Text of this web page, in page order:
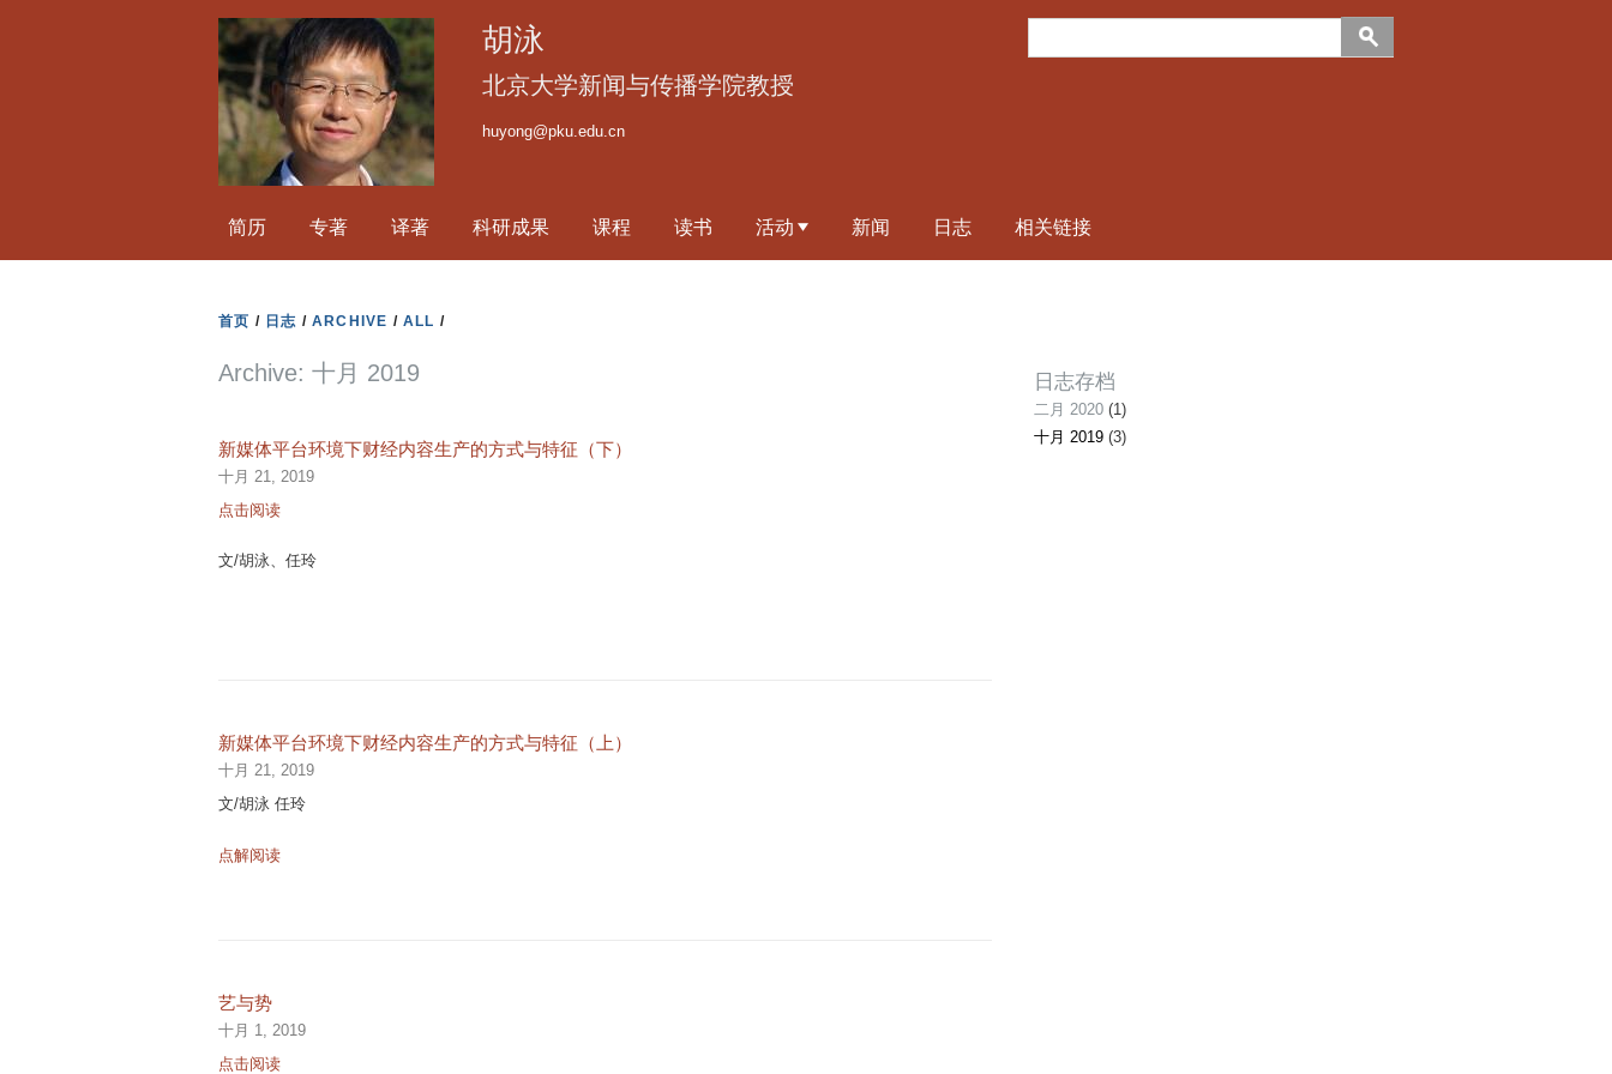
到
内
胡泳
北京大学新闻与传播学院教授
huyong@pku.edu.cn
简历 专著 译著 科研成果 课程 读书 活动 新闻 日志 相关链接
首页 / 日志 / ARCHIVE / ALL /
Archive: 十月 2019
新媒体平台环境下财经内容生产的方式与特征（下）
十月 21, 2019
点击阅读
文/胡泳、任玲
新媒体平台环境下财经内容生产的方式与特征（上）
十月 21, 2019
文/胡泳 任玲
点解阅读
艺与势
十月 1, 2019
点击阅读
日志存档
二月 2020 (1)
十月 2019 (3)